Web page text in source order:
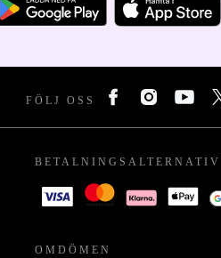
FÖLJ OSS
BETALNINGSALTERNATIV
OMDÖMEN